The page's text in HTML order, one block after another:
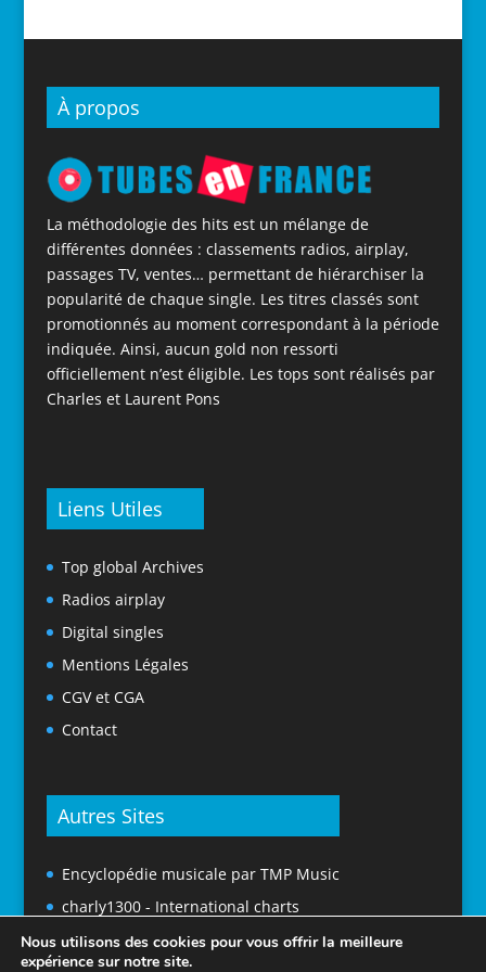
À propos
La méthodologie des hits est un mélange de
différentes données : classements radios, airplay,
passages TV, ventes… permettant de hiérarchiser la
popularité de chaque single. Les titres classés sont
promotionnés au moment correspondant à la période
indiquée. Ainsi, aucun gold non ressorti
officiellement n’est éligible. Les tops sont réalisés par
Charles et Laurent Pons
Liens Utiles
Top global Archives
Radios airplay
Digital singles
Mentions Légales
CGV et CGA
Contact
Autres Sites
Encyclopédie musicale par TMP Music
charly1300 - International charts
Nous utilisons des cookies pour vous offrir la meilleure
expérience sur notre site.